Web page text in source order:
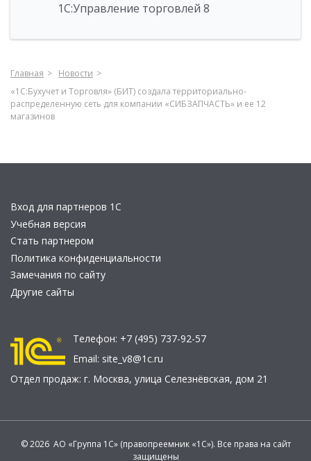
1С:Управление торговлей 8
Главная
Новости
«1С:Бухучет и Торговля» (БИТ) создала территориально-
распределенную сеть для компании «СИБЗАПЧАСТЬ» и ее 12
магазинов
Вход для партнеров 1С
Учебная версия
Стать партнером
Политика конфиденциальности
Замечания по сайту
Другие сайты
Телефон: +7 (495) 737-92-57
Email: site_v8@1c.ru
Отдел продаж: г. Москва, улица Селезнёвская, дом 21
© 2026 АО «Группа 1С» (правопреемник «1С»). Все права на сайт
защищены